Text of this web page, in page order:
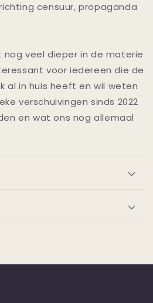
censuur, propaganda
nog veel dieper in de materie
voor iedereen die de
al in huis heeft en wil weten
verschuivingen sinds 2022
en wat ons nog allemaal